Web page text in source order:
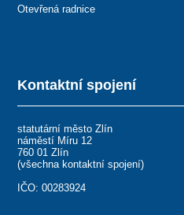
Kontaktní spojení
statutární město Zlín
náměstí Míru 12
760 01 Zlín
(všechna kontaktní spojení)
IČO: 00283924
Otevřená radnice